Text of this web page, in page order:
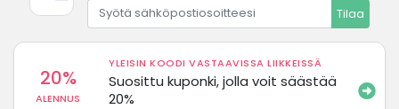
Tilaa
20%
ALENNUS
YLEISIN KOODI VASTAAVISSA LIIKKEISSÄ
Suosittu kuponki, jolla voit säästää
20%